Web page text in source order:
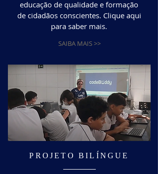
educação de qualidade e formação
de cidadãos conscientes. Clique aqui
para saber mais.
SAIBA MAIS >>
PROJETO BILÍNGUE